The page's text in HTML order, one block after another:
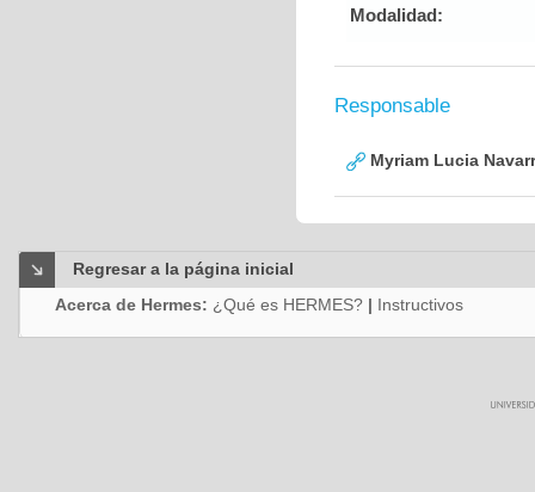
Modalidad:
Responsable
Myriam Lucia
Regresar a la página inicial
Acerca de Hermes: ¿Qué es HERMES? | Instructivos